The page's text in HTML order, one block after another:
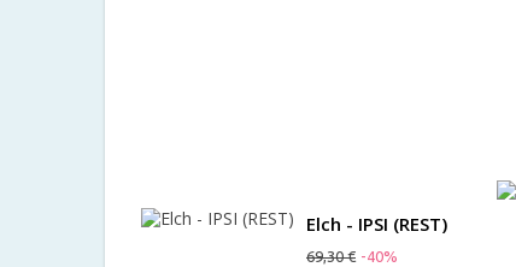
43,20 €
Elch - IPSI (REST)
69,30 € -40%